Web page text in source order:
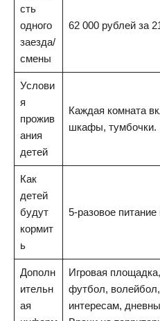
сть
одного
заезда/
смены
62 000 рублей за
Услови
я
прожив
ания
детей
Каждая комната
шкафы, тумбочки.
Как
детей
будут
кормит
ь
5-разовое
Дополн
ительн
ая
Игровая
футбол,
интересам,